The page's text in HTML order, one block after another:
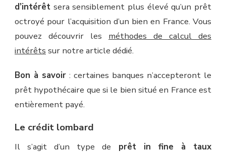
d’intérêt sera sensiblement plus élevé qu’un prêt
octroyé pour l’acquisition d’un bien en France. Vous
pouvez découvrir les méthodes de calcul des
intérêts sur notre article dédié.
Bon à savoir : certaines banques n’accepteront le
prêt hypothécaire que si le bien situé en France est
entièrement payé.
Le crédit lombard
Il s’agit d’un type de prêt in fine à taux